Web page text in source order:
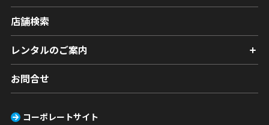
店舗検索
レンタルのご案内
お問合せ
コーポレートサイト